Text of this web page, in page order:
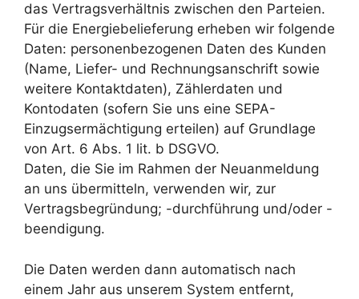
das Vertragsverhältnis zwischen den Parteien.
Für die Energiebelieferung erheben wir folgende
Daten: personenbezogenen Daten des Kunden
(Name, Liefer- und Rechnungsanschrift sowie
weitere Kontaktdaten), Zählerdaten und
Kontodaten (sofern Sie uns eine SEPA-
Einzugsermächtigung erteilen) auf Grundlage
von Art. 6 Abs. 1 lit. b DSGVO.
Daten, die Sie im Rahmen der Neuanmeldung
an uns übermitteln, verwenden wir, zur
Vertragsbegründung; -durchführung und/oder -
beendigung.
Die Daten werden dann automatisch nach
einem Jahr aus unserem System entfernt,